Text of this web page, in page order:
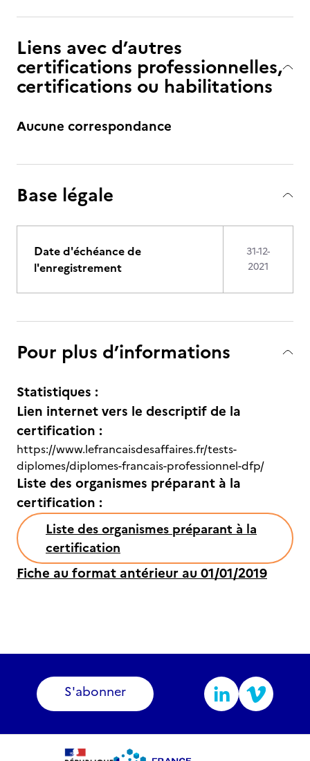
Liens avec d’autres
certifications professionnelles,
certifications ou habilitations
Aucune correspondance
Base légale
Date d'échéance de
l'enregistrement
31-12-
2021
Pour plus d’informations
Statistiques :
Lien internet vers le descriptif de la
certification :
https://www.lefrancaisdesaffaires.fr/tests-
diplomes/diplomes-francais-professionnel-dfp/
Liste des organismes préparant à la
certification :
Liste des organismes préparant à la
certification
Fiche au format antérieur au 01/01/2019
S'abonner